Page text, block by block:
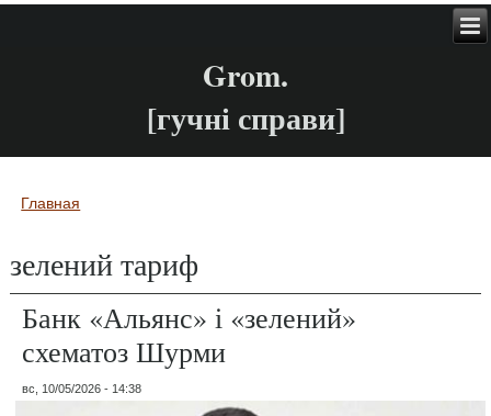
Grom.
[гучні справи]
Вы здесь
Главная
зелений тариф
Банк «Альянс» і «зелений»
схематоз Шурми
вс, 10/05/2026 - 14:38